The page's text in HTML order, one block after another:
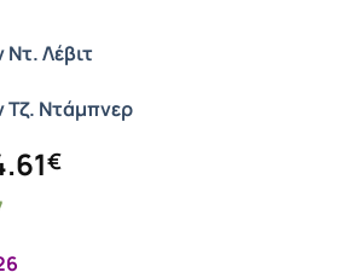
Ντ. Λέβιτ
Τζ. Ντάμπνερ
€Η